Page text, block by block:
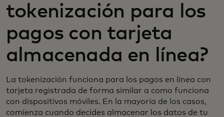
tokenización para los
pagos con tarjeta
almacenada en línea?
La tokenización funciona para los pagos en línea con
tarjeta registrada de forma similar a como funciona
con dispositivos móviles. En la mayoría de los casos,
comienza cuando decides almacenar los datos de tu